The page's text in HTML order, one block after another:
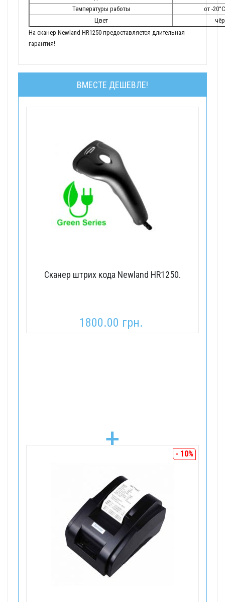
Температуры работы
от -
Цвет
На сканер Newland HR1250 предоставляется длительная
гарантия!
ВМЕСТЕ ДЕШЕВЛЕ!
Сканер штрих кода Newland HR1250.
1800.00 грн.
+ - 10%